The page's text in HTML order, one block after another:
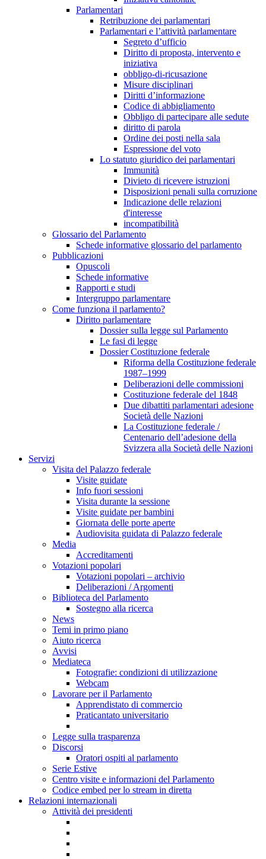
Parlamentari
Retribuzione dei parlamentari
Parlamentari e l’attività parlamentare
Segreto d’ufficio
Diritto di proposta, intervento e
iniziativa
obbligo-di-ricusazione
Misure disciplinari
Diritti d’informazione
Codice di abbigliamento
Obbligo di partecipare alle sedute
diritto di parola
Ordine dei posti nella sala
Espressione del voto
Lo statuto giuridico dei parlamentari
Immunità
Divieto di ricevere istruzioni
Disposizioni penali sulla corruzione
Indicazione delle relazioni
d'interesse
incompatibilità
Glossario del Parlamento
Schede informative glossario del parlamento
Pubblicazioni
Opuscoli
Schede informative
Rapporti e studi
Intergruppo parlamentare
Come funziona il parlamento?
Diritto parlamentare
Dossier sulla legge sul Parlamento
Le fasi di legge
Dossier Costituzione federale
Riforma della Costituzione federale
1987–1999
Deliberazioni delle commissioni
Costituzione federale del 1848
Due dibattiti parlamentari adesione
Società delle Nazioni
La Costituzione federale /
Centenario dell’adesione della
Svizzera alla Società delle Nazioni
Servizi
Visita del Palazzo federale
Visite guidate
Info fuori sessioni
Visita durante la sessione
Visite guidate per bambini
Giornata delle porte aperte
Audiovisita guidata di Palazzo federale
Media
Accreditamenti
Votazioni popolari
Votazioni popolari – archivio
Deliberazioni / Argomenti
Biblioteca del Parlamento
Sostegno alla ricerca
News
Temi in primo piano
Aiuto ricerca
Avvisi
Mediateca
Fotografie: condizioni di utilizzazione
Webcam
Lavorare per il Parlamento
Apprendistato di commercio
Praticantato universitario
Legge sulla trasparenza
Discorsi
Oratori ospiti al parlamento
Serie Estive
Centro visite e informazioni del Parlamento
Codice embed per lo stream in diretta
Relazioni internazionali
Attività dei presidenti